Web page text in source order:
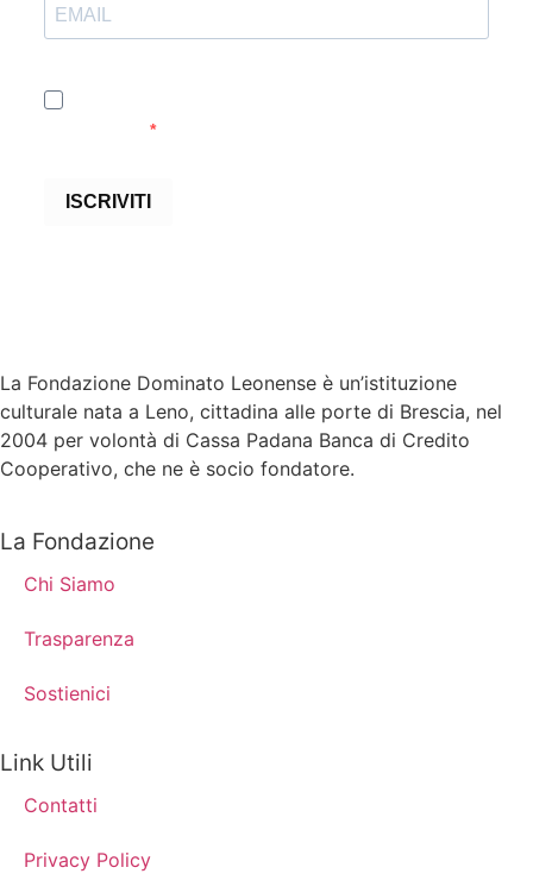
ISCRIVITI
La Fondazione Dominato Leonense è un’istituzione
culturale nata a Leno, cittadina alle porte di Brescia, nel
2004 per volontà di Cassa Padana Banca di Credito
Cooperativo, che ne è socio fondatore.
La Fondazione
Chi Siamo
Trasparenza
Sostienici
Link Utili
Contatti
Privacy Policy